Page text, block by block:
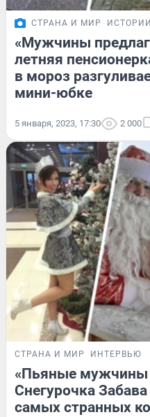
СТРАНА И МИР ИСТОРИИ
«Мужчины
летняя
в мороз
мини-юбке
5 января, 2023, 17:30 2 000
СТРАНА И МИР ИНТЕРВЬЮ
«Пьяные мужчины
Снегурочка
самых странных